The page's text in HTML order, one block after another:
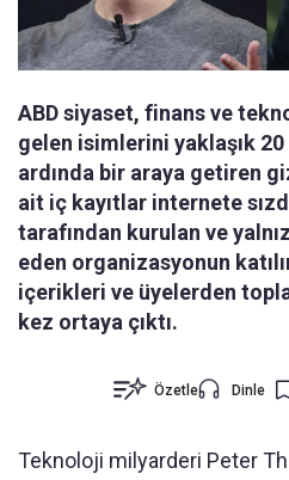
ABD siyaset, finans ve
gelen isimlerini yaklaşık 20
ardında bir araya getiren
ait iç kayıtlar internete
tarafından kurulan ve
eden organizasyonun
içerikleri ve üyelerden
kez ortaya çıktı.
Özetle Dinle
Teknoloji milyarderi Peter